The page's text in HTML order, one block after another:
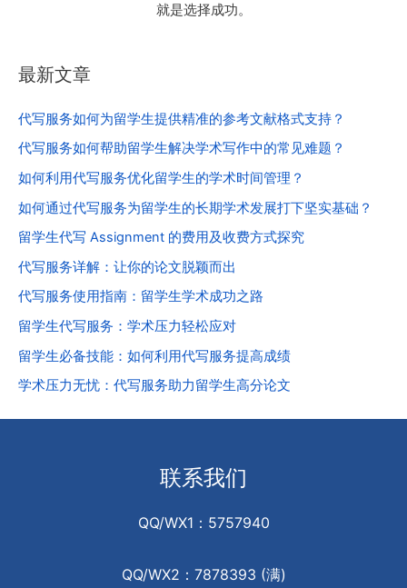
就是选择成功。
最新文章
代写服务如何为留学生提供精准的参考文献格式支持？
代写服务如何帮助留学生解决学术写作中的常见难题？
如何利用代写服务优化留学生的学术时间管理？
如何通过代写服务为留学生的长期学术发展打下坚实基础？
留学生代写 Assignment 的费用及收费方式探究
代写服务详解：让你的论文脱颖而出
代写服务使用指南：留学生学术成功之路
留学生代写服务：学术压力轻松应对
留学生必备技能：如何利用代写服务提高成绩
学术压力无忧：代写服务助力留学生高分论文
联系我们
QQ/WX1：5757940
QQ/WX2：7878393 (满)